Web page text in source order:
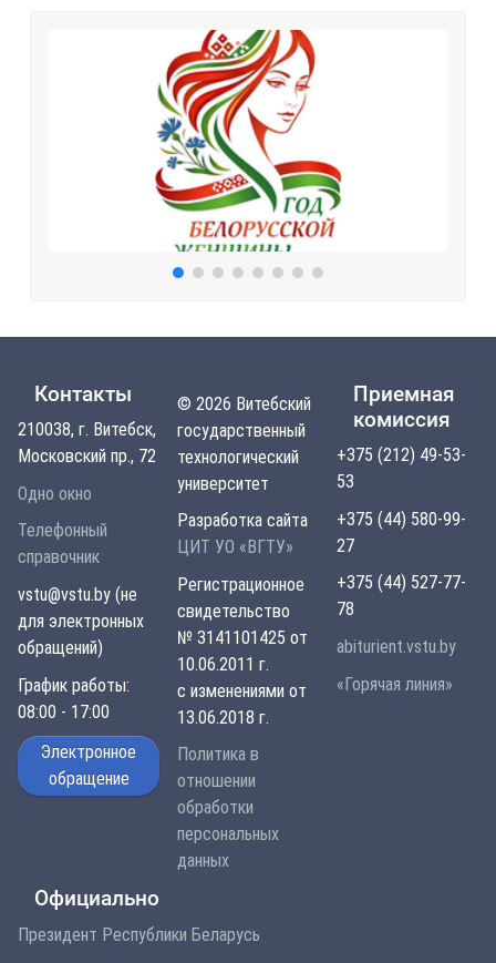
Контакты
210038, г. Витебск,
Московский пр., 72
Одно окно
Телефонный
справочник
vstu@vstu.by (не
для электронных
обращений)
График работы:
08:00 - 17:00
Электронное
обращение
© 2026 Витебский
государственный
технологический
университет
Разработка сайта
ЦИТ УО «ВГТУ»
Регистрационное
свидетельство
№ 3141101425 от
10.06.2011 г.
с изменениями от
13.06.2018 г.
Политика в
отношении
обработки
персональных
данных
Приемная
комиссия
+375 (212) 49-53-
53
+375 (44) 580-99-
27
+375 (44) 527-77-
78
abiturient.vstu.by
«Горячая линия»
Официально
Президент Республики Беларусь